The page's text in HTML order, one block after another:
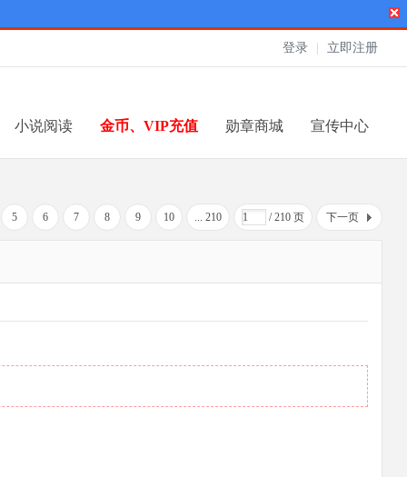
登录 立即注册
小说阅读 金币、VIP充值 勋章商城 宣传中心
5 6 7 8 9 10 ... 210 / 210 页 下一页